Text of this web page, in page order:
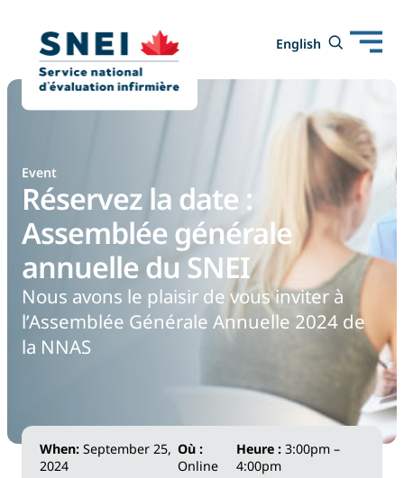
English
English Toggle
search
Open
mobile
Réservez la date :
Assemblée générale
annuelle du SNEI
Nous avons le plaisir de vous inviter à
l’Assemblée Générale Annuelle 2024 de
la NNAS
Event
When: September 25,
2024
Où :
Online
Heure :3:00pm –
4:00pm